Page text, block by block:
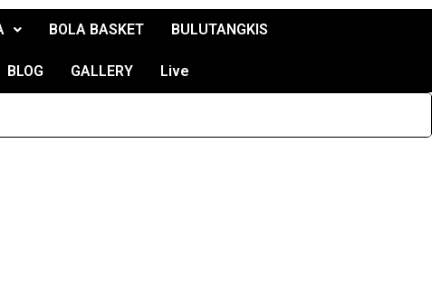
BOLA BASKET BULUTANGKIS
BLOG GALLERY Live